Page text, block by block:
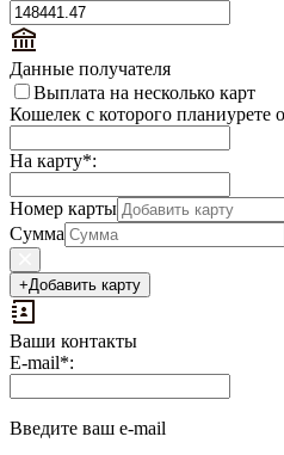
Данные получателя
Выплата на несколько карт
Кошелек с которого планиурете
На карту*:
Номер карты
Сумма
+Добавить карту
Ваши контакты
Выплаты
доп.
поле:
E-mail*:
Введите ваш e-mail